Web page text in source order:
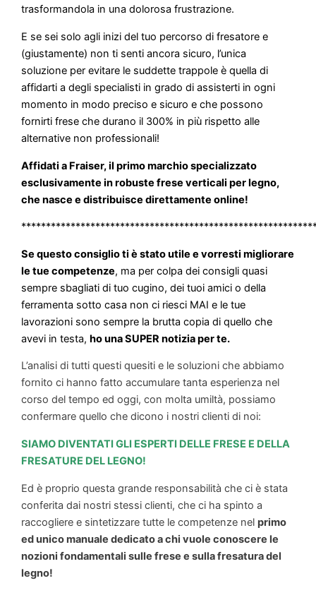
trasformandola in una dolorosa frustrazione.
E se sei solo agli inizi del tuo percorso di fresatore e
(giustamente) non ti senti ancora sicuro, l’unica
soluzione per evitare le suddette trappole è quella di
affidarti a degli specialisti in grado di assisterti in ogni
momento in modo preciso e sicuro e che possono
fornirti frese che durano il 300% in più rispetto alle
alternative non professionali!
Affidati a Fraiser, il primo marchio specializzato
esclusivamente in robuste frese verticali per legno,
che nasce e distribuisce direttamente online!
Se questo consiglio ti è stato utile e vorresti migliorare
le tue competenze, ma per colpa dei consigli quasi
sempre sbagliati di tuo cugino, dei tuoi amici o della
ferramenta sotto casa non ci riesci MAI e le tue
lavorazioni sono sempre la brutta copia di quello che
avevi in testa,ho una SUPER notizia per te.
L’analisi di tutti questi quesiti e le soluzioni che abbiamo
fornito ci hanno fatto accumulare tanta esperienza nel
corso del tempo ed oggi, con molta umiltà, possiamo
confermare quello che dicono i nostri clienti di noi:
SIAMO DIVENTATI GLI ESPERTI DELLE FRESE E DELLA
FRESATURE DEL LEGNO!
Ed è proprio questa grande responsabilità che ci è stata
conferita dai nostri stessi clienti, che ci ha spinto a
raccogliere e sintetizzare tutte le competenze nelprimo
ed unico manuale dedicato a chi vuole conoscere le
nozioni fondamentali sulle frese e sulla fresatura del
legno!